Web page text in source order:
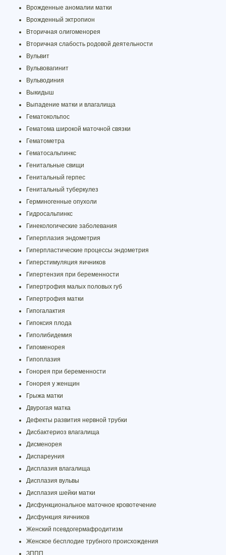
Врожденные аномалии матки
Врожденный эктропион
Вторичная олигоменорея
Вторичная слабость родовой деятельности
Вульвит
Вульвовагинит
Вульводиния
Выкидыш
Выпадение матки и влагалища
Гематокольпос
Гематома широкой маточной связки
Гематометра
Гематосальпинкс
Генитальные свищи
Генитальный герпес
Генитальный туберкулез
Герминогенные опухоли
Гидросальпинкс
Гинекологические заболевания
Гиперплазия эндометрия
Гиперпластические процессы эндометрия
Гиперстимуляция яичников
Гипертензия при беременности
Гипертрофия малых половых губ
Гипертрофия матки
Гипогалактия
Гипоксия плода
Гиполибидемия
Гипоменорея
Гипоплазия
Гонорея при беременности
Гонорея у женщин
Грыжа матки
Двурогая матка
Дефекты развития нервной трубки
Дисбактериоз влагалища
Дисменорея
Диспареуния
Дисплазия влагалища
Дисплазия вульвы
Дисплазия шейки матки
Дисфункциональное маточное кровотечение
Дисфункция яичников
Женский псевдогермафродитизм
Женское бесплодие трубного происхождения
ЗППП